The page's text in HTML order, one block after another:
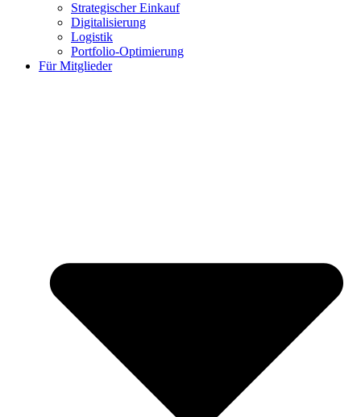
Strategischer Einkauf
Digitalisierung
Logistik
Portfolio-Optimierung
Für Mitglieder